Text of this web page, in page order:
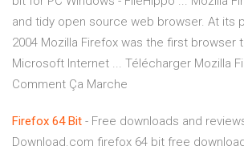
and tidy open source web browser. At its
2004 Mozilla Firefox was the first browser
Microsoft Internet ... Télécharger Mozilla
Comment Ça Marche
Firefox 64 Bit - Free downloads and
Download.com firefox 64 bit free